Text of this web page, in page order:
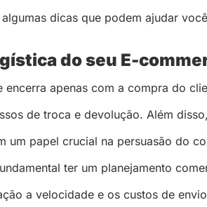
dicas que podem ajudar
do seu E-
encerra apenas com a compra do
de troca e devolução. Além
um papel crucial na persuasão do
ter um planejamento
a velocidade e os custos de